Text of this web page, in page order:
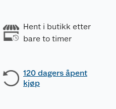
Hent i butikk etter
bare to timer
120 dagers åpent
kjøp